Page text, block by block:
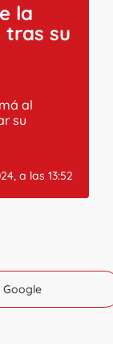
la
tras su
al
su
a las 13:52
Google